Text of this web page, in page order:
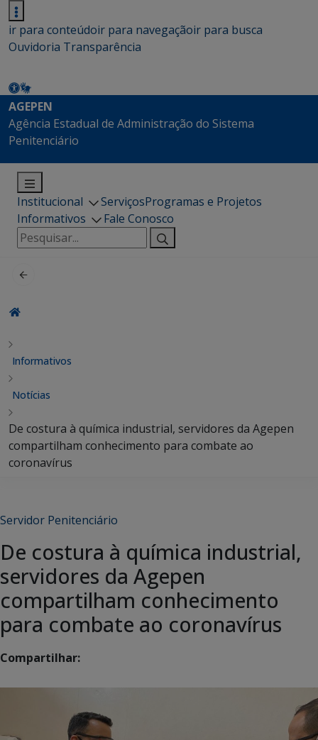
ir para conteúdoir para navegaçãoir para busca
Ouvidoria Transparência
AGEPEN
Agência Estadual de Administração do Sistema
Penitenciário
Institucional ServiçosProgramas e Projetos
Informativos
Fale Conosco
Pesquisar
por:
Informativos
Notícias
De costura à química industrial, servidores da Agepen
compartilham conhecimento para combate ao
coronavírus
Servidor Penitenciário
De costura à química industrial,
servidores da Agepen
compartilham conhecimento
para combate ao coronavírus
Compartilhar: